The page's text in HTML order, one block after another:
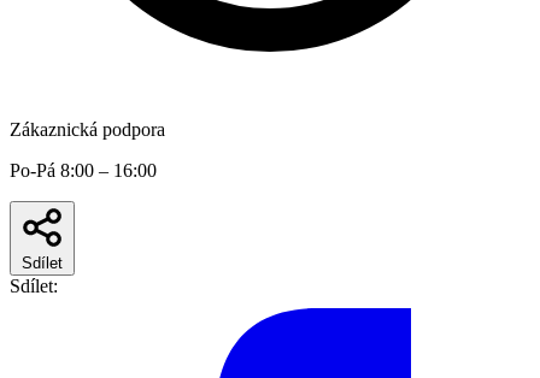
Zákaznická podpora
Po-Pá 8:00 – 16:00
Sdílet
Sdílet: